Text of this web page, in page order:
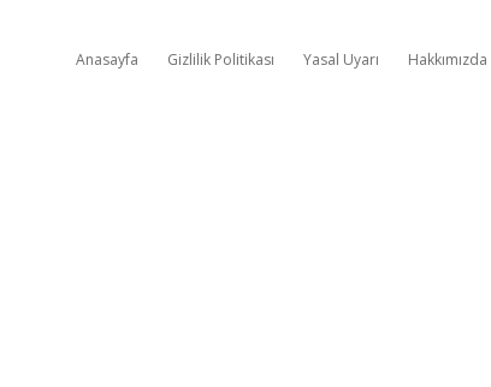
Anasayfa Gizlilik Politikası Yasal Uyarı Hakkımızda